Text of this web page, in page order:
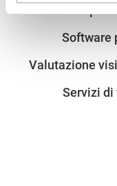
Software
Valutazione
Servizi di